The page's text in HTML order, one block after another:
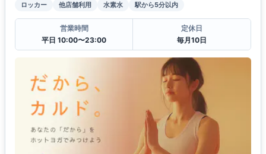
ロッカー
他店舗利用 水素水 駅から5分以内
営業時間
平日 10:00〜23:00
定休日
毎月10日